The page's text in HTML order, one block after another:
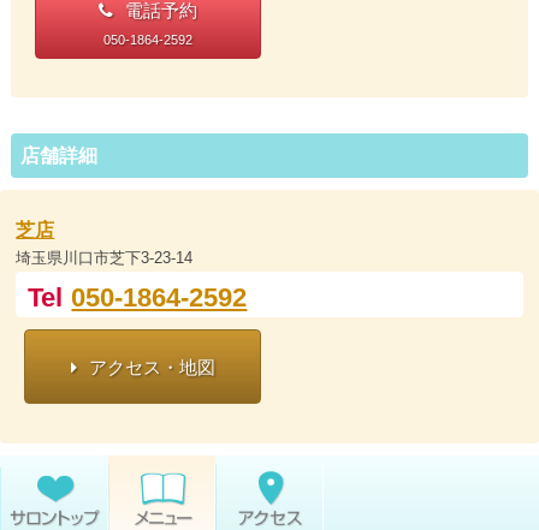
電話予約
050-1864-2592
店舗詳細
芝店
埼玉県川口市芝下3-23-14
Tel050-1864-2592
アクセス・地図